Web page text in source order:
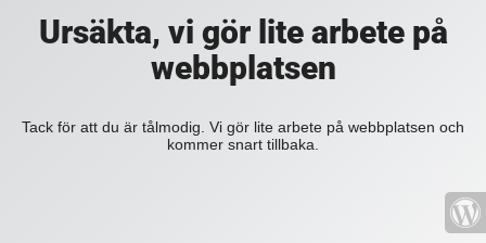
Ursäkta, vi gör lite arbete på
webbplatsen
Tack för att du är tålmodig. Vi gör lite arbete på webbplatsen och
kommer snart tillbaka.